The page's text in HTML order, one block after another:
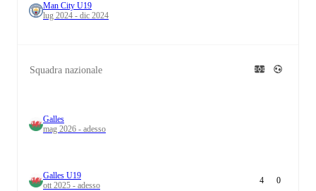
Man City U19
lug 2024 - dic 2024
Squadra nazionale
Galles
mag 2026 - adesso
Galles U19
ott 2025 - adesso
4 0